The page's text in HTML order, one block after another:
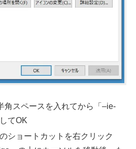
角スペースを入れてから「–ie-
てOK
ショートカットを右クリック